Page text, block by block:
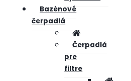
Bazénové
čerpadlá
Čerpadlá
pre
filtre